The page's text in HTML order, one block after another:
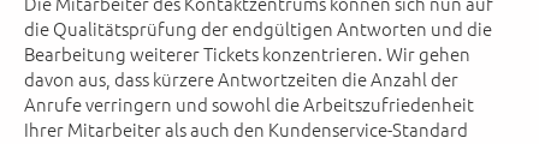
die Qualitätsprüfung der endgültigen Antworten und die
Bearbeitung weiterer Tickets konzentrieren. Wir gehen
davon aus, dass kürzere Antwortzeiten die Anzahl der
Anrufe verringern und sowohl die Arbeitszufriedenheit
Ihrer Mitarbeiter als auch den Kundenservice-Standard